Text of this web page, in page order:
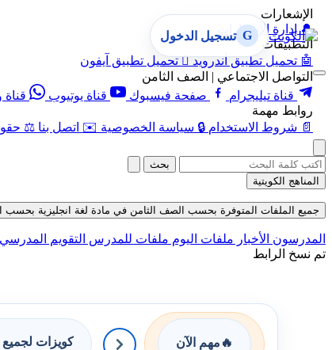
الإشعارات
🔔 إدارة الإشعارات
التطبيقات
🤖 تحميل تطبيق أندرويد  تحميل تطبيق آيفون
التواصل الاجتماعي | الصف الثامن
قناة تيليجرام
صفحة فيسبوك قناة يوتيوب
روابط مهمة
📄 شروط الاستخدام 🔒 سياسة الخصوصية ✉️ اتصل بنا ⚖️
G تسجيل الدخول
بحث
المناهج الكويتية
جميع الملفات المتوفرة بحسب الصف الثامن في مادة لغة انجليزية بحسب
المدرسون الأخبار ملفات اليوم ملفات للمدرس التقويم المدرسي
تم نسخ الرابط
🔥 مهم الآن كويزات